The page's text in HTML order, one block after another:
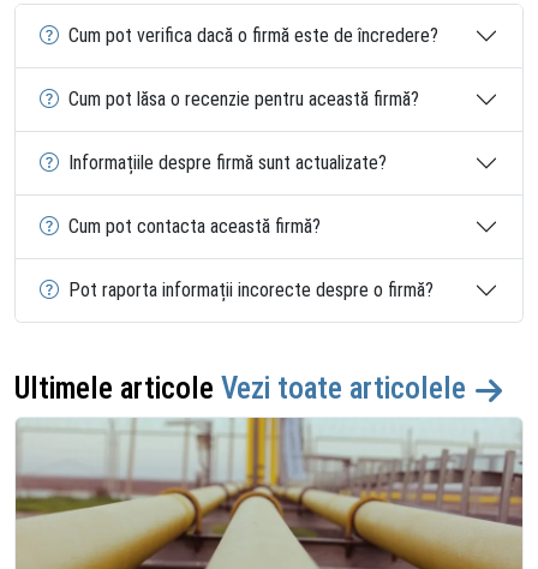
Cum pot verifica dacă o firmă este de încredere?
Cum pot lăsa o recenzie pentru această firmă?
Informațiile despre firmă sunt actualizate?
Cum pot contacta această firmă?
Pot raporta informații incorecte despre o firmă?
Ultimele articole Vezi toate articolele